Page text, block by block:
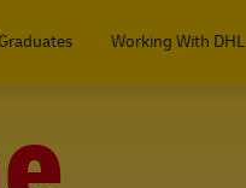
Working With DHL